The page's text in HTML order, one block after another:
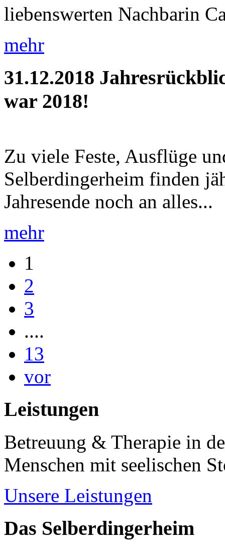
liebenswerten Nachbarin
mehr
31.12.2018
war 2018!
Zu viele Feste, Ausflüge
Selberdingerheim finden
Jahresende noch an alles...
mehr
1
2
3
....
13
vor
Leistungen
Betreuung & Therapie in
Menschen mit seelischen
Unsere Leistungen
Das Selberdingerheim